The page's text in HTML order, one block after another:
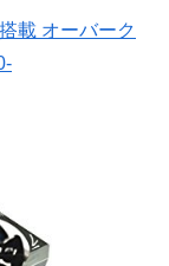
載 オーバーク